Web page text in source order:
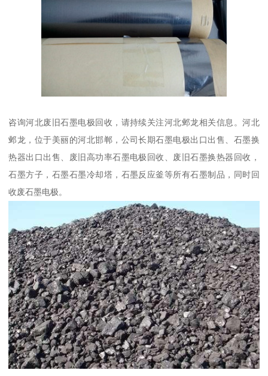
咨询河北废旧石墨电极回收，请持续关注河北邺龙相关信息。河北
邺龙，位于美丽的河北邯郸，公司长期石墨电极出口出售、石墨换
热器出口出售、废旧高功率石墨电极回收、废旧石墨换热器回收，
石墨方子，石墨石墨冷却塔，石墨反应釜等所有石墨制品，同时回
收废石墨电极。